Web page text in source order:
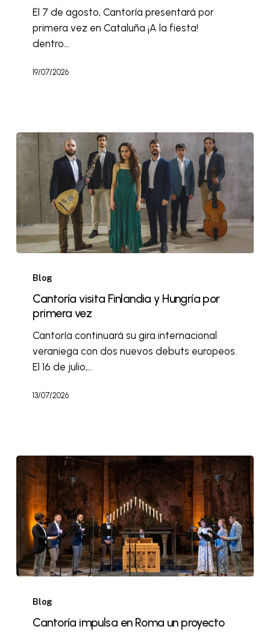
El 7 de agosto, Cantoría presentará por
primera vez en Cataluña ¡A la fiesta!
dentro…
19/07/2026
Blog
Cantoría visita Finlandia y Hungría por
primera vez
Cantoría continuará su gira internacional
veraniega con dos nuevos debuts europeos.
El 16 de julio,…
13/07/2026
Blog
Cantoría impulsa en Roma un proyecto